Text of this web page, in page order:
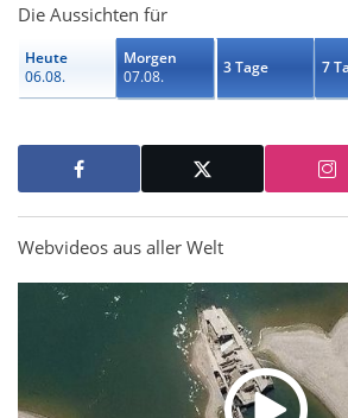
Die Aussichten für
Heute
06.08.
Morgen
07.08.
3 Tage 7
Webvideos aus aller Welt